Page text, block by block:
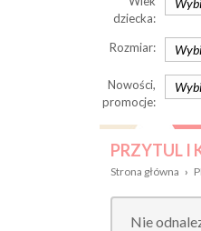
dziecka:
Rozmiar:
Nowości,
promocje:
PRZYTUL I
Strona główna ›
Nie